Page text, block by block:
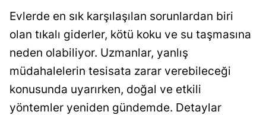
Evlerde en sık karşılaşılan sorunlardan biri
olan tıkalı giderler, kötü koku ve su taşmasına
neden olabiliyor. Uzmanlar, yanlış
müdahalelerin tesisata zarar verebileceği
konusunda uyarırken, doğal ve etkili
yöntemler yeniden gündemde. Detaylar